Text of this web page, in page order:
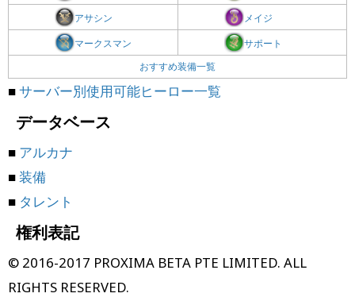
アサシン
メイジ
マークスマン
サポート
おすすめ装備一覧
■サーバー別使用可能ヒーロー一覧
データベース
■ アルカナ
■装備
■ タレント
権利表記
© 2016-2017 PROXIMA BETA PTE LIMITED. ALL
RIGHTS RESERVED.